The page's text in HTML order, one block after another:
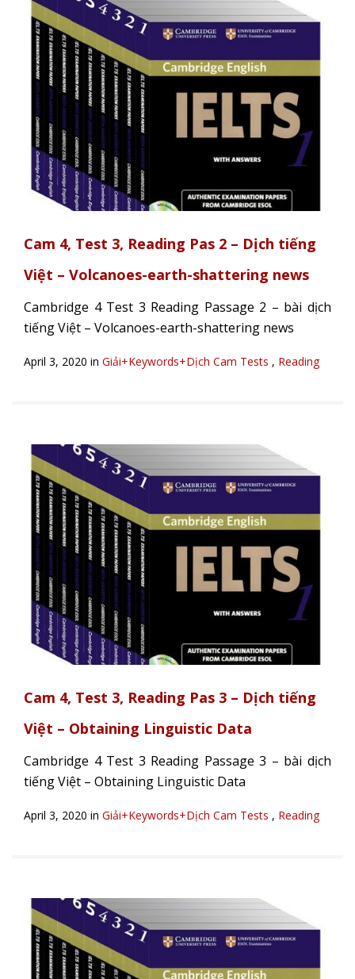
Cam 4, Test 3, Reading Pas 2 – Dịch tiếng
Việt – Volcanoes-earth-shattering news
Cambridge 4 Test 3 Reading Passage 2 – bài dịch
tiếng Việt – Volcanoes-earth-shattering news
April 3, 2020 in Giải+Keywords+Dịch Cam Tests , Reading
Cam 4, Test 3, Reading Pas 3 – Dịch tiếng
Việt – Obtaining Linguistic Data
Cambridge 4 Test 3 Reading Passage 3 – bài dịch
tiếng Việt – Obtaining Linguistic Data
April 3, 2020 in Giải+Keywords+Dịch Cam Tests , Reading